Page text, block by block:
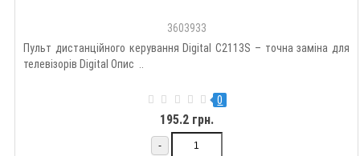
3603933
Пульт дистанційного керування Digital С2113S – точна заміна для
телевізорів Digital Опис ..
0
195.2 грн.
-